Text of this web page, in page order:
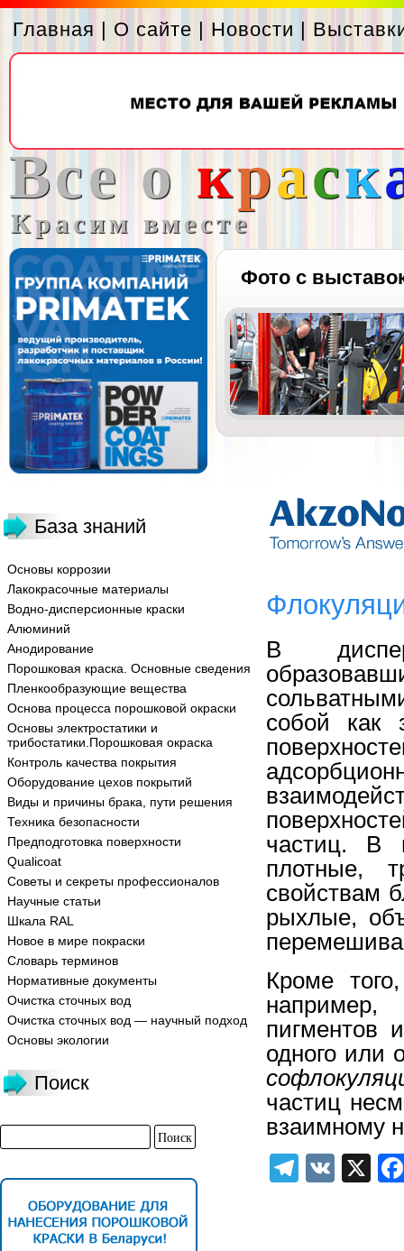
Главная | О сайте | Новости |
Все о краск
Красим вместе
Фото с
База знаний
Основы коррозии
Лакокрасочные материалы
Водно-дисперсионные краски
Алюминий
Анодирование
Порошковая краска. Основные сведения
Пленкообразующие вещества
Основа процесса порошковой окраски
Основы электростатики и
трибостатики.Порошковая окраска
Контроль качества покрытия
Оборудование цехов покрытий
Виды и причины брака, пути решения
Техника безопасности
Предподготовка поверхности
Qualicoat
Советы и секреты профессионалов
Научные статьи
Шкала RAL
Новое в мире покраски
Словарь терминов
Нормативные документы
Очистка сточных вод
Очистка сточных вод — научный подход
Основы экологии
Поиск
В
собой как
частиц. В
плотные,
свойствам
рыхлые,
Кроме
пигментов
одного или
частиц
взаимному
VK X